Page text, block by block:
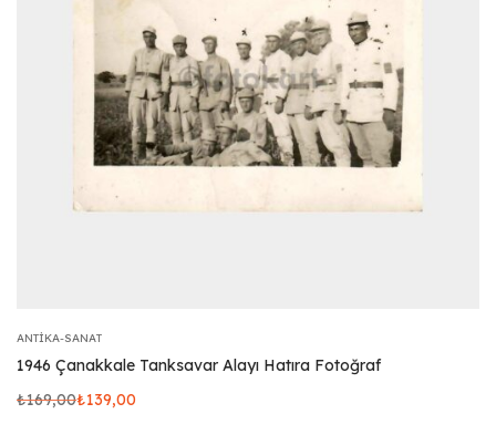
ANTIKA-SANAT
1946 Çanakkale Tanksavar Alayı Hatıra Fotoğraf
₺169,00₺139,00